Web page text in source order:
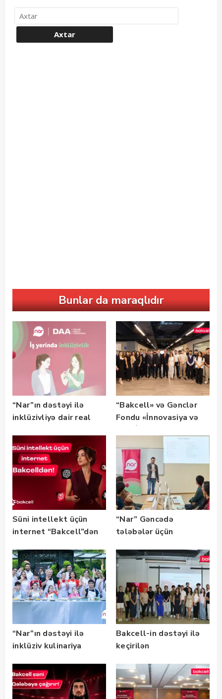
Bunlar da maraqlıdır
“Nar”ın dəstəyi ilə
inklüzivliyə dair real
təqdim edilir
“Bakcell» və Gənclər
Fondu «İnnovasiya və
təqaüd proqramının
qalibləri ilə görüş
keçirib
Süni intellekt üçün
internet “Bakcell”dən
“Nar” Gəncədə
tələbələr üçün
təlimləri təşkil edib
“Nar”ın dəstəyi ilə
inklüziv kulinariya
keçirilib — Fotolar
Bakcell-in dəstəyi ilə
keçirilən
Bootcamp” başladı